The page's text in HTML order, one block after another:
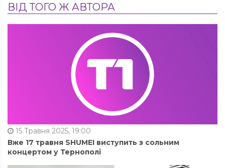
ВІД ТОГО Ж АВТОРА
15 Травня 2025, 19:00
Вже 17 травня SHUMEI виступить з сольним
концертом у Тернополі